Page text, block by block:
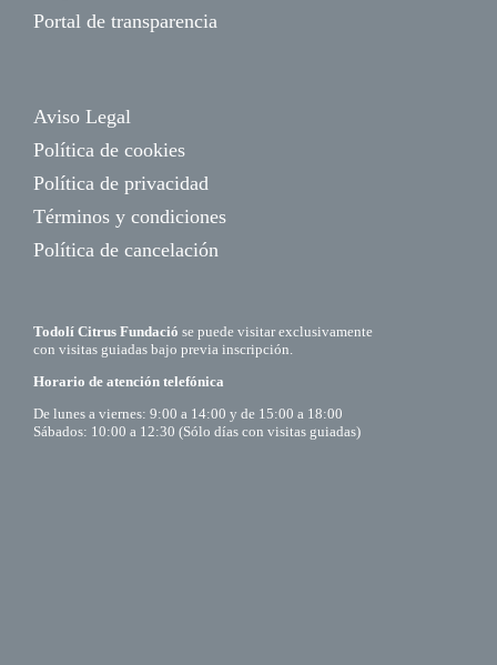
Portal de transparencia
Aviso Legal
Política de cookies
Política de privacidad
Términos y condiciones
Política de cancelación
Todolí Citrus Fundació se puede visitar exclusivamente
con visitas guiadas bajo previa inscripción.
Horario de atención telefónica
De lunes a viernes: 9:00 a 14:00 y de 15:00 a 18:00
Sábados: 10:00 a 12:30 (Sólo días con visitas guiadas)